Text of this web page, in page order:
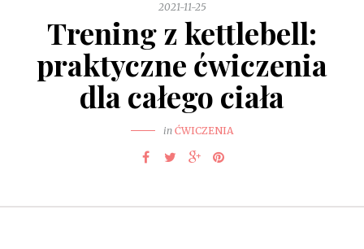
2021-11-25
Trening z kettlebell:
praktyczne ćwiczenia
dla całego ciała
in ĆWICZENIA